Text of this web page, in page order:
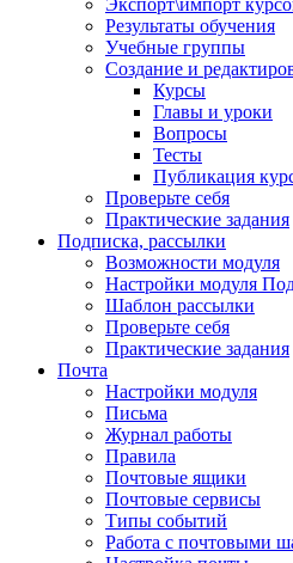
Экспорт\импорт
Результаты обучения
Учебные группы
Создание и
Курсы
Главы и уроки
Вопросы
Тесты
Публикация
Проверьте себя
Практические задания
Подписка, рассылки
Возможности модуля
Настройки модуля
Шаблон рассылки
Проверьте себя
Практические задания
Почта
Настройки модуля
Письма
Журнал работы
Правила
Почтовые ящики
Почтовые сервисы
Типы событий
Работа с почтовыми